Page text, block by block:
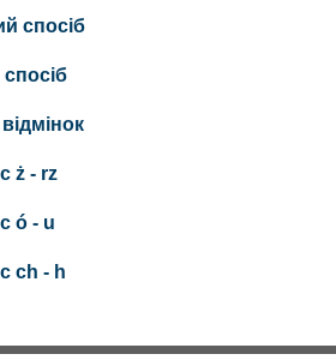
спосіб
ż - rz
ó - u
ch - h